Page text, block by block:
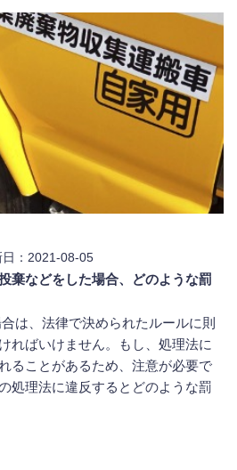
：2021-08-05
棄などをした場合、どのような罰
は、法律で決められたルールに則
ればいけません。もし、処理法に
ることがあるため、注意が必要で
処理法に違反するとどのような罰